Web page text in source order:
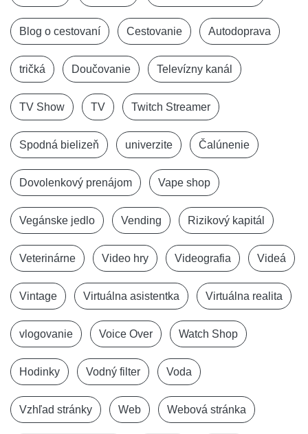
Blog o cestovaní Cestovanie Autodoprava
tričká Doučovanie Televízny kanál
TV Show TV Twitch Streamer
Spodná bielizeň univerzite Čalúnenie
Dovolenkový prenájom Vape shop
Vegánske jedlo Vending Rizikový kapitál
Veterinárne Video hry Videografia Videá
Vintage Virtuálna asistentka Virtuálna realita
vlogovanie Voice Over Watch Shop
Hodinky Vodný filter Voda
Vzhľad stránky Web Webová stránka